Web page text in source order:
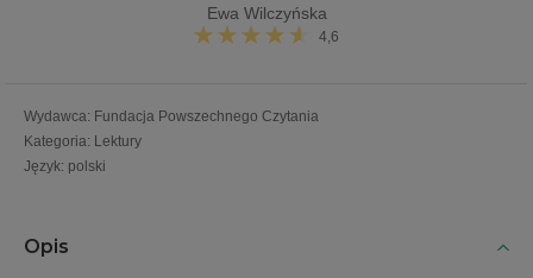
Ewa Wilczyńska
4,6
Wydawca: Fundacja Powszechnego Czytania
Kategoria: Lektury
Język: polski
Opis